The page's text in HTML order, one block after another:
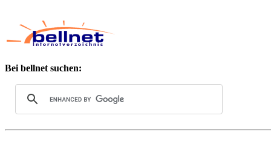
Bei bellnet suchen: